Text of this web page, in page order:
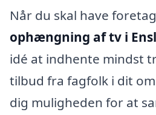
Når du skal have
ophængning af tv i
idé at indhente mindst
tilbud fra fagfolk i dit
dig muligheden for at